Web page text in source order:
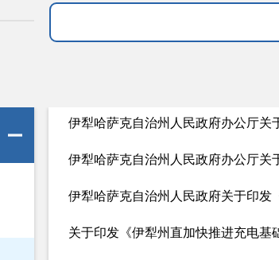
关于印发《伊犁州直加快推进充电基